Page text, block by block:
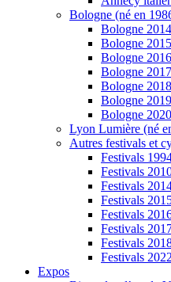
Bologne (né en
Bologne 2014
Bologne 2015
Bologne 2016
Bologne 2017
Bologne 2018
Bologne 2019
Bologne 2020
Lyon Lumière (né
Autres festivals et
Festivals
Festivals
Festivals
Festivals
Festivals
Festivals
Festivals
Festivals 2022
Expos